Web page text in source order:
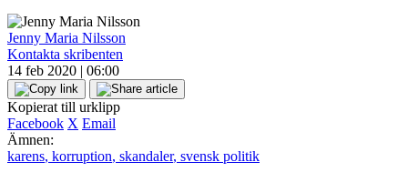
Jenny Maria Nilsson
Kontakta skribenten
14 feb 2020 | 06:00
Kopierat till urklipp
Facebook X Email
Ämnen:
karens, korruption, skandaler, svensk politik